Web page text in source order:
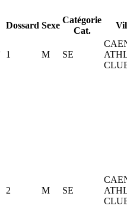
Dossard Sexe
Catégorie
Cat.
1 M SE
2 M SE